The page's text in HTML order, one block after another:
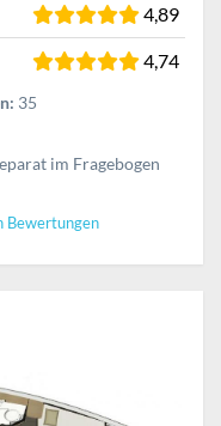
4,89
4,74
35
im Fragebogen
Bewertungen